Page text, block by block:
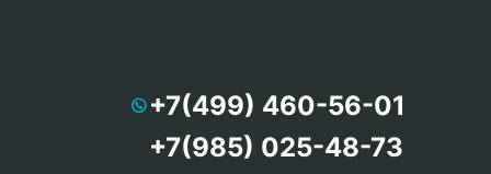
+7(499) 460-56-01
+7(985) 025-48-73